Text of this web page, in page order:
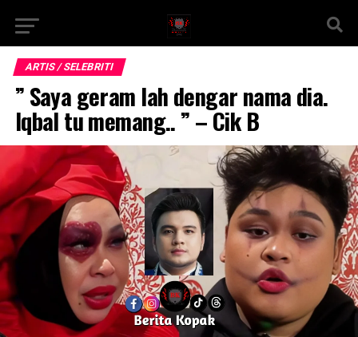
ARTIS / SELEBRITI
” Saya geram lah dengar nama dia.
Iqbal tu memang.. ” – Cik B